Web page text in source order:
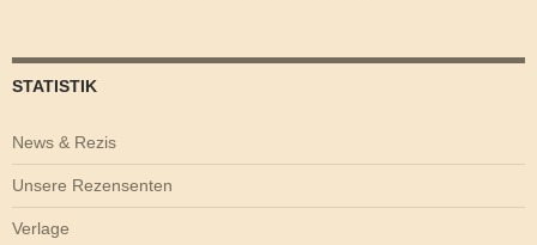
STATISTIK
News & Rezis
Unsere Rezensenten
Verlage